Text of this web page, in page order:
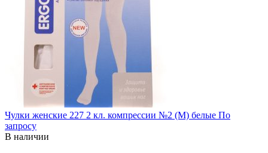
Чулки женские 227 2 кл. компрессии №2 (M) белые По
запросу
В наличии